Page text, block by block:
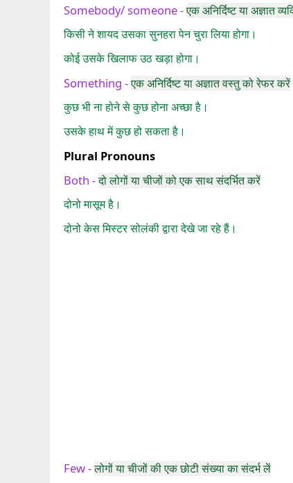
Somebody/ someone -एक अनिर्दिष्ट या अज्ञात
किसी ने शायद उसका सुनहरा पेन चुरा लिया होगा।
कोई उसके खिलाफ उठ खड़ा होगा।
Something -एक अनिर्दिष्ट या अज्ञात वस्तु को रेफर करें
कुछ भी ना होने से कुछ होना अच्छा है।
उसके हाथ में कुछ हो सकता है।
Plural Pronouns
Both -दो लोगों या चीजों को एक साथ संदर्भित करें
दोनो मासूम है।
दोनो केस मिस्टर सोलंकी द्वारा देखे जा रहे हैं।
Few -लोगों या चीजों की एक छोटी संख्या का संदर्भ लें